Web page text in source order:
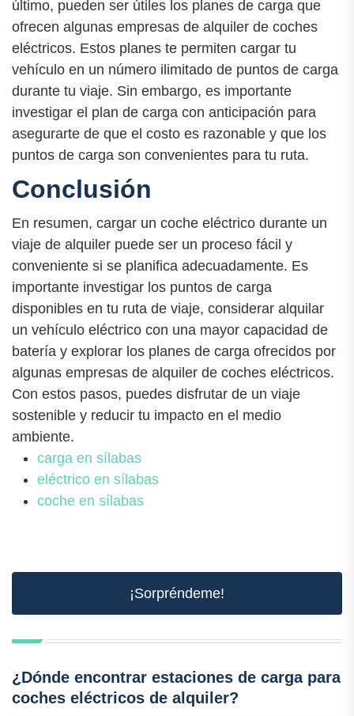
último, pueden ser útiles los planes de carga que
ofrecen algunas empresas de alquiler de coches
eléctricos. Estos planes te permiten cargar tu
vehículo en un número ilimitado de puntos de carga
durante tu viaje. Sin embargo, es importante
investigar el plan de carga con anticipación para
asegurarte de que el costo es razonable y que los
puntos de carga son convenientes para tu ruta.
Conclusión
En resumen, cargar un coche eléctrico durante un
viaje de alquiler puede ser un proceso fácil y
conveniente si se planifica adecuadamente. Es
importante investigar los puntos de carga
disponibles en tu ruta de viaje, considerar alquilar
un vehículo eléctrico con una mayor capacidad de
batería y explorar los planes de carga ofrecidos por
algunas empresas de alquiler de coches eléctricos.
Con estos pasos, puedes disfrutar de un viaje
sostenible y reducir tu impacto en el medio
ambiente.
carga en sílabas
eléctrico en sílabas
coche en sílabas
¡Sorpréndeme!
¿Dónde encontrar estaciones de carga para
coches eléctricos de alquiler?